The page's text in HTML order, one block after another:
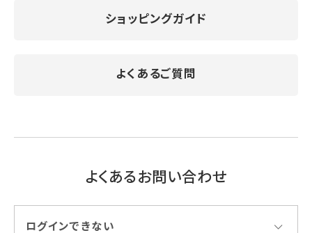
ショッピングガイド
よくあるご質問
よくあるお問い合わせ
ログインできない